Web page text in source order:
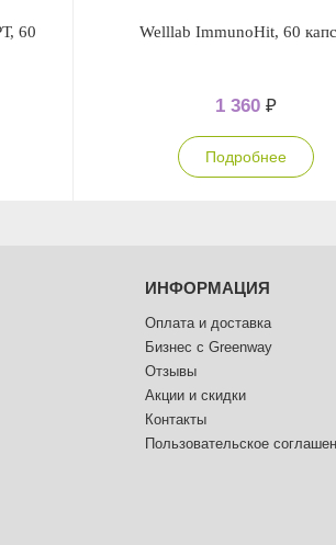
60
Welllab ImmunoHit, 60
1 360 ₽
Подробнее
ИНФОРМАЦИЯ
Оплата и доставка
Бизнес с Greenway
Отзывы
Акции и скидки
Контакты
Пользовательское